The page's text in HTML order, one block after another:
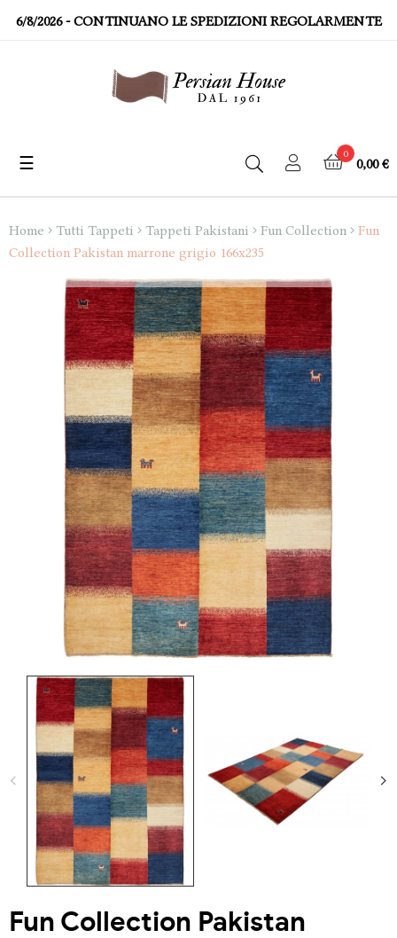
6/8/2026- CONTINUANO LE SPEDIZIONI REGOLARMENTE
0
0,00 €
navigazione
☰
Home Tutti Tappeti Tappeti Pakistani Fun Collection
Fun
Collection Pakistan marrone grigio 166x235
Fun Collection Pakistan